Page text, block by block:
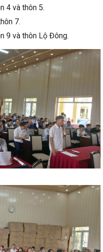
4 và thôn 5.
7.
9 và thôn Lộ Đông.